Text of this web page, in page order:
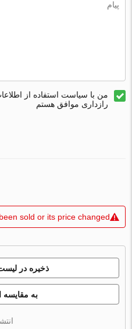
من با سیاست استفاده از
رازداری موافق هستم
sold or its price changed
ذخیره در
به مقایسه